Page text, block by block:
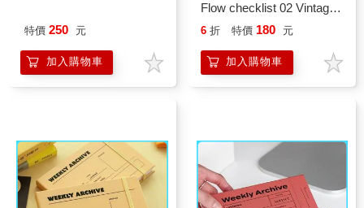
特價 250 元
加入購物車
Flow checklist 02 Vintage
mint
6 折 特價 180 元
加入購物車